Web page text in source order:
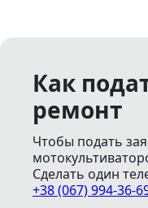
Как
ремонт
Чтобы подать
Сделать один
+38 (067) 994-36-